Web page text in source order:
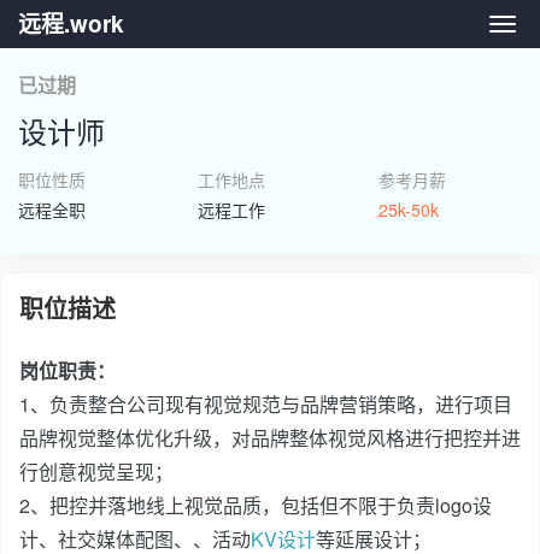
远
远程.work
已过期
设计师
职位性质
远程全职
工作地点
远程工作
参考月薪
25k-50k
职位描述
岗位职责：
1、负责整合公司现有视觉规范与品牌营销策略，进行项目
品牌视觉整体优化升级，对品牌整体视觉风格进行把控并进
行创意视觉呈现；
2、把控并落地线上视觉品质，包括但不限于负责logo设
计、社交媒体配图、、活动KV设计等延展设计；